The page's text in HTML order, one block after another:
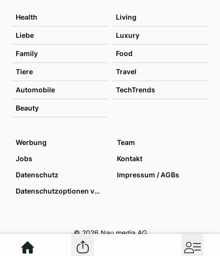
Health Living
Liebe Luxury
Family Food
Tiere Travel
Automobile TechTrends
Beauty
Werbung
Team
Jobs
Kontakt
Datenschutz
Impressum / AGBs
Datenschutzoptionen verwalten
© 2026 Nau media AG